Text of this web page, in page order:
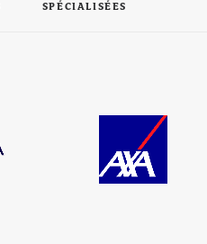
SPÉCIALISÉES